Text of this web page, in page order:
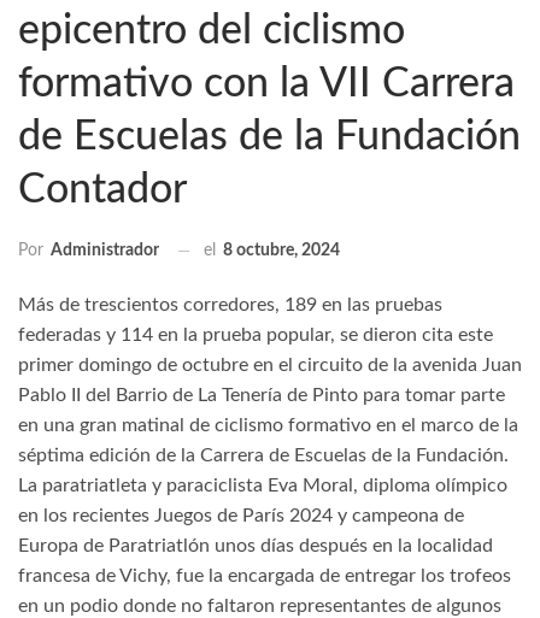
epicentro del ciclismo
formativo con la VII Carrera
de Escuelas de la Fundación
Contador
Por Administrador el 8 octubre, 2024
Más de trescientos corredores, 189 en las pruebas
federadas y 114 en la prueba popular, se dieron cita este
primer domingo de octubre en el circuito de la avenida Juan
Pablo II del Barrio de La Tenería de Pinto para tomar parte
en una gran matinal de ciclismo formativo en el marco de la
séptima edición de la Carrera de Escuelas de la Fundación.
La paratriatleta y paraciclista Eva Moral, diploma olímpico
en los recientes Juegos de París 2024 y campeona de
Europa de Paratriatlón unos días después en la localidad
francesa de Vichy, fue la encargada de entregar los trofeos
en un podio donde no faltaron representantes de algunos